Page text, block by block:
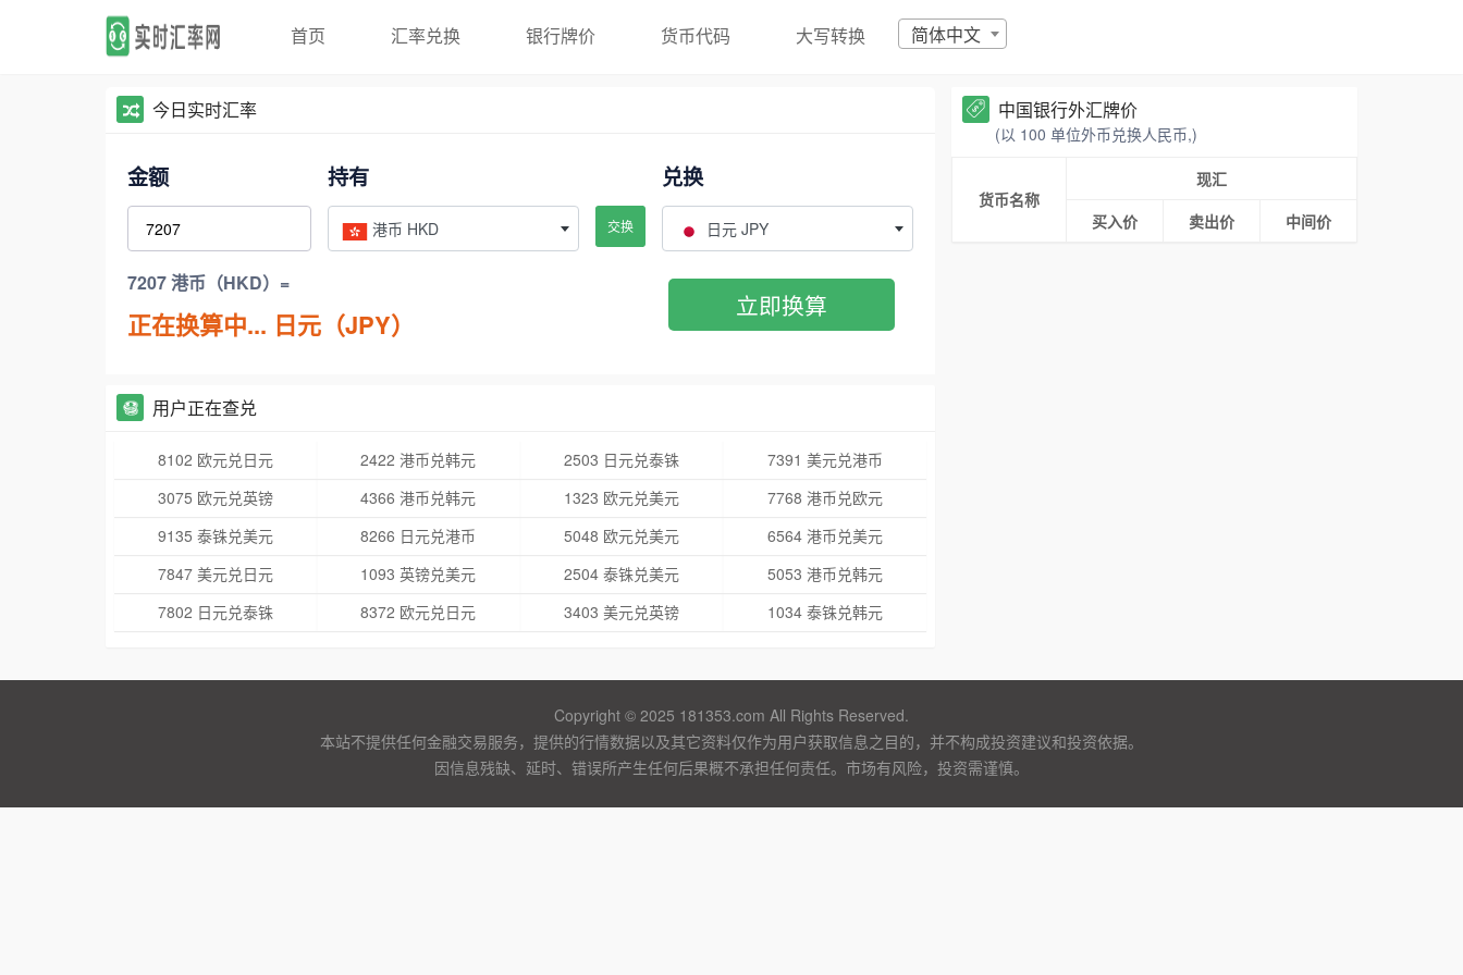
首页 汇率兑换 银行牌价 货币代码 大写转换 简体中文
今日实时汇率
金额 持有
港币 HKD 交换
兑换
日元 JPY
7207 港币（HKD）=
正在换算中... 日元（JPY）
立即换算
用户正在查兑
8102 欧元兑日元 2422 港币兑韩元 2503 日元兑泰铢
7391 美元兑港币
3075 欧元兑英镑
4366 港币兑韩元 1323 欧元兑美元
7768 港币兑欧元
9135 泰铢兑美元
8266 日元兑港币 5048 欧元兑美元
6564 港币兑美元
7847 美元兑日元
1093 英镑兑美元 2504 泰铢兑美元
5053 港币兑韩元
7802 日元兑泰铢
8372 欧元兑日元 3403 美元兑英镑 1034 泰铢兑韩元
中国银行外汇牌价
(以 100 单位外币兑换人民币,)
货币名称
现汇
买入价
卖出价 中间价
Copyright © 2025 181353.com All Rights Reserved.
本站不提供任何金融交易服务，提供的行情数据以及其它资料仅作为用户获取信息之目的，并不构成投资建议和投资依据。
因信息残缺、延时、错误所产生任何后果概不承担任何责任。市场有风险，投资需谨慎。